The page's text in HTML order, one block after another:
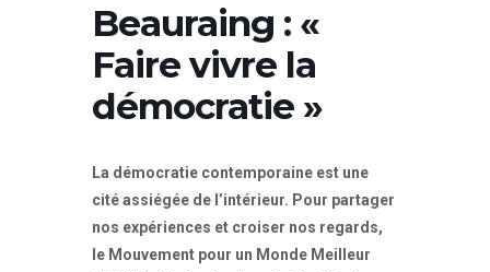
Beauraing : «
Faire vivre la
démocratie »
La démocratie contemporaine est une
cité assiégée de l’intérieur. Pour partager
nos expériences et croiser nos regards,
le Mouvement pour un Monde Meilleur